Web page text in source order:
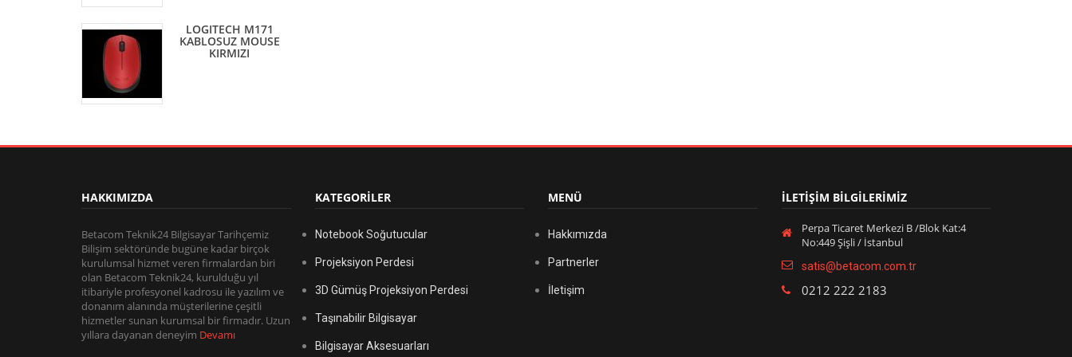
LOGITECH M171
KABLOSUZ MOUSE
KIRMIZI
HAKKIMIZDA
Betacom Teknik24 Bilgisayar Tarihçemiz
Bilişim sektöründe bugüne kadar birçok
kurulumsal hizmet veren firmalardan biri
olan Betacom Teknik24, kurulduğu yıl
itibariyle profesyonel kadrosu ile yazılım ve
donanım alanında müşterilerine çeşitli
hizmetler sunan kurumsal bir firmadır. Uzun
yıllara dayanan deneyim Devamı
KATEGORİLER
Notebook Soğutucular
Projeksiyon Perdesi
3D Gümüş Projeksiyon Perdesi
Taşınabilir Bilgisayar
Bilgisayar Aksesuarları
MENÜ
Hakkımızda
Partnerler
İletişim
İLETİŞİM BİLGİLERİMİZ
Perpa Ticaret Merkezi B /Blok Kat:4
No:449 Şişli / İstanbul
satis@betacom.com.tr
0212 222 2183